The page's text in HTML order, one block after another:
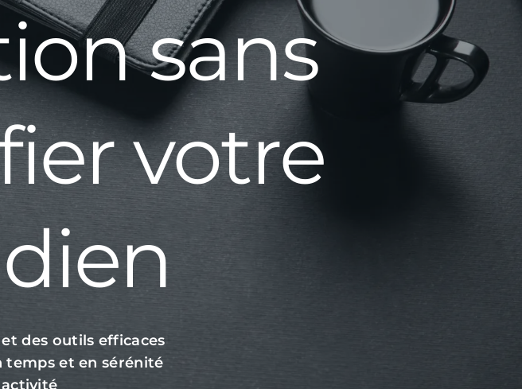
sans
votre
des outils efficaces
temps et en sérénité